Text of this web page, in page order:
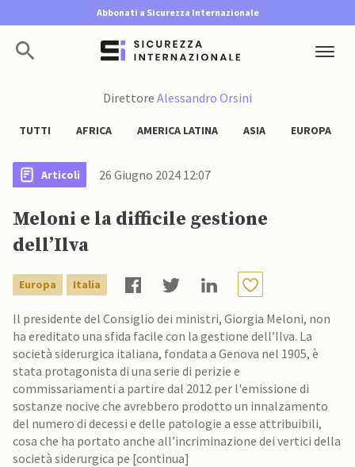
Abbonati a Sicurezza Internazionale
Direttore Alessandro Orsini
TUTTI AFRICA AMERICA LATINA ASIA EUROPA
Articoli 26 Giugno 2024 12:07
Meloni e la difficile gestione
dell’Ilva
Europa Italia
Il presidente del Consiglio dei ministri, Giorgia Meloni, non
ha ereditato una sfida facile con la gestione dell’Ilva. La
società siderurgica italiana, fondata a Genova nel 1905, è
stata protagonista di una serie di perizie e
commissariamenti a partire dal 2012 per l'emissione di
sostanze nocive che avrebbero prodotto un innalzamento
del numero di decessi e delle patologie a esse attribuibili,
cosa che ha portato anche all’incriminazione dei vertici della
società siderurgica pe [continua]